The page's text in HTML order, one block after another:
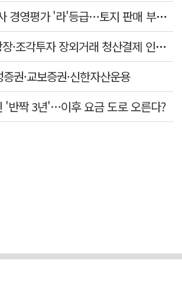
대구도시개발공사 경영평가 '라'등급…토지 판매 부진에 1년 만에 두 단계 '뚝'
예탁결제원, 비상장·조각투자 장외거래 청산결제 인프라 구축 착수…연내 가동
권·교보증권·신한자산운용
'반짝 3년'…이후 요금 도로 오른다?